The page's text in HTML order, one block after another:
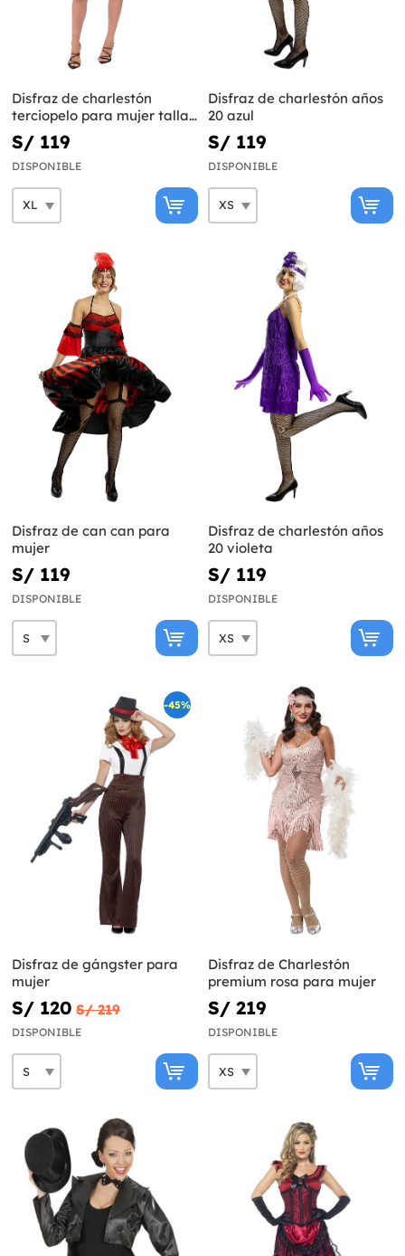
Disfraz de charlestón
terciopelo para mujer talla
grande
S/ 119
DISPONIBLE
Disfraz de charlestón años
20 azul
S/ 119
DISPONIBLE
Disfraz de can can para
mujer
S/ 119
DISPONIBLE
Disfraz de charlestón años
20 violeta
S/ 119
DISPONIBLE
-45%
Disfraz de gángster para
mujer
S/ 120 S/ 219
DISPONIBLE
Disfraz de Charlestón
premium rosa para mujer
S/ 219
DISPONIBLE